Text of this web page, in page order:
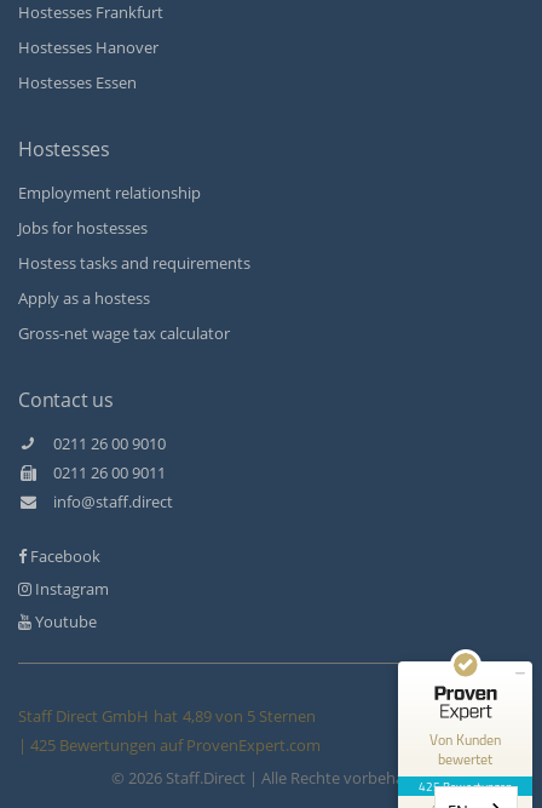
Hostesses Frankfurt
Hostesses Hanover
Hostesses Essen
Hostesses
Employment relationship
Jobs for hostesses
Hostess tasks and requirements
Apply as a hostess
Gross-net wage tax calculator
Contact us
0211 26 00 9010
0211 26 00 9011
info@staff.direct
Facebook
Instagram
Youtube
Staff Direct GmbH hat 4,89von 5 Sternen
| 425 Bewertungen auf ProvenExpert.com
© 2026 Staff.Direct | Alle Rechte vorbehalten
Von Kunden
bewertet
425 Bewertungen
146
Bewertungen auf
ProvenExpert.com
Bewertungen von 3
anderen Quellen
Blick aufs ProvenExpert-Profil werfen